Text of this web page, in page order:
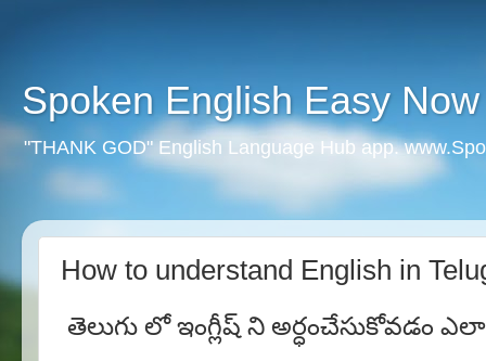
Spoken English Easy Now
"THANK GOD" English Language Hub app.
How to understand English in
తెలుగు లో ఇంగ్లీష్ ని అర్ధంచేసుకోవడం